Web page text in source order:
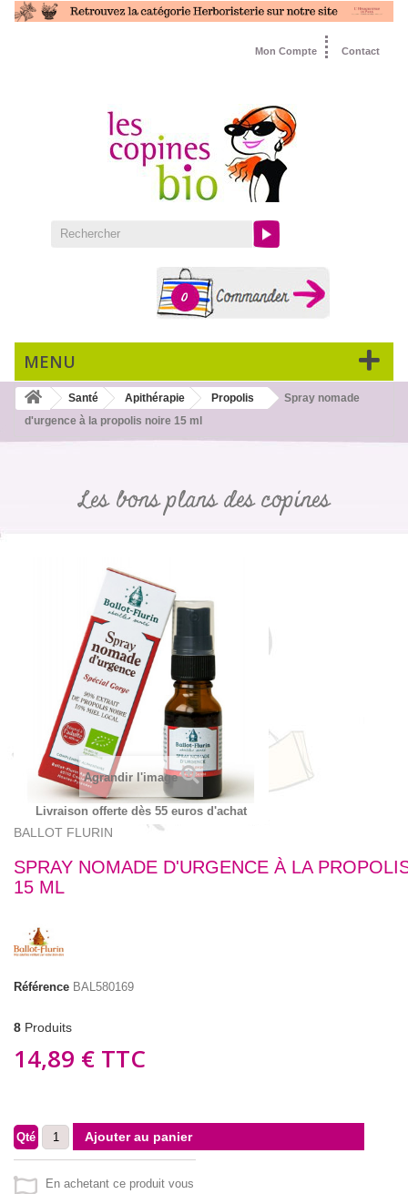
Contact
Mon Compte
0
MENU
Santé Apithérapie Propolis
Spray nomade
d'urgence à la propolis noire 15 ml
Les bons plans des copines
Agrandir l'image
Livraison offerte dès 55 euros d'achat
BALLOT FLURIN
SPRAY NOMADE D'URGENCE À LA
15 ML
Référence BAL580169
8 Produits
14,89 € TTC
Qté Ajouter au panier
En achetant ce produit vous